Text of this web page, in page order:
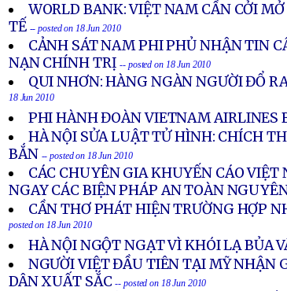
WORLD BANK: VIỆT NAM CẦN CỞI
TẾ -- posted on 18 Jun 2010
CẢNH SÁT NAM PHI PHỦ NHẬN TIN
NẠN CHÍNH TRỊ -- posted on 18 Jun 2010
QUI NHƠN: HÀNG NGÀN NGƯỜI ĐỔ
18 Jun 2010
PHI HÀNH ĐOÀN VIETNAM AIRLINES
HÀ NỘI SỬA LUẬT TỬ HÌNH: CHÍCH
BẮN -- posted on 18 Jun 2010
CÁC CHUYÊN GIA KHUYẾN CÁO
NGAY CÁC BIỆN PHÁP AN TOÀN
CẦN THƠ PHÁT HIỆN TRƯỜNG HỢP
posted on 18 Jun 2010
HÀ NỘI NGỘT NGẠT VÌ KHÓI LẠ BỦA
NGƯỜI VIỆT ĐẦU TIÊN TẠI MỸ NHẬN
DÂN XUẤT SẮC -- posted on 18 Jun 2010